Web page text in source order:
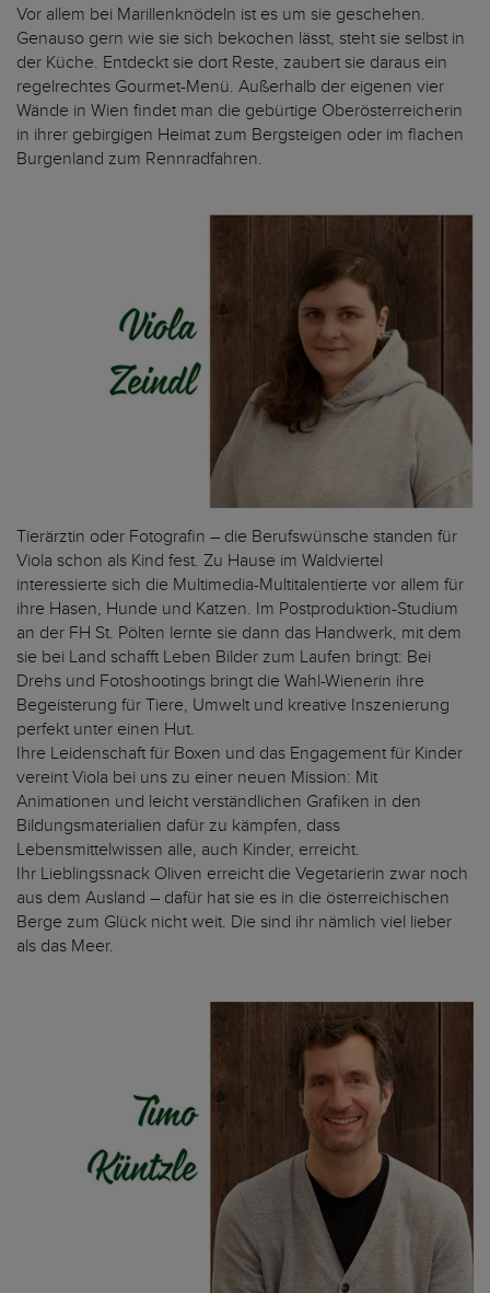
Vor allem bei Marillenknödeln ist es um sie geschehen.
Genauso gern wie sie sich bekochen lässt, steht sie selbst in
der Küche. Entdeckt sie dort Reste, zaubert sie daraus ein
regelrechtes Gourmet-Menü. Außerhalb der eigenen vier
Wände in Wien findet man die gebürtige Oberösterreicherin
in ihrer gebirgigen Heimat zum Bergsteigen oder im flachen
Burgenland zum Rennradfahren.
Tierärztin oder Fotografin – die Berufswünsche standen für
Viola schon als Kind fest. Zu Hause im Waldviertel
interessierte sich die Multimedia-Multitalentierte vor allem für
ihre Hasen, Hunde und Katzen. Im Postproduktion-Studium
an der FH St. Pölten lernte sie dann das Handwerk, mit dem
sie bei Land schafft Leben Bilder zum Laufen bringt: Bei
Drehs und Fotoshootings bringt die Wahl-Wienerin ihre
Begeisterung für Tiere, Umwelt und kreative Inszenierung
perfekt unter einen Hut.
Ihre Leidenschaft für Boxen und das Engagement für Kinder
vereint Viola bei uns zu einer neuen Mission: Mit
Animationen und leicht verständlichen Grafiken in den
Bildungsmaterialien dafür zu kämpfen, dass
Lebensmittelwissen alle, auch Kinder, erreicht.
Ihr Lieblingssnack Oliven erreicht die Vegetarierin zwar noch
aus dem Ausland – dafür hat sie es in die österreichischen
Berge zum Glück nicht weit. Die sind ihr nämlich viel lieber
als das Meer.